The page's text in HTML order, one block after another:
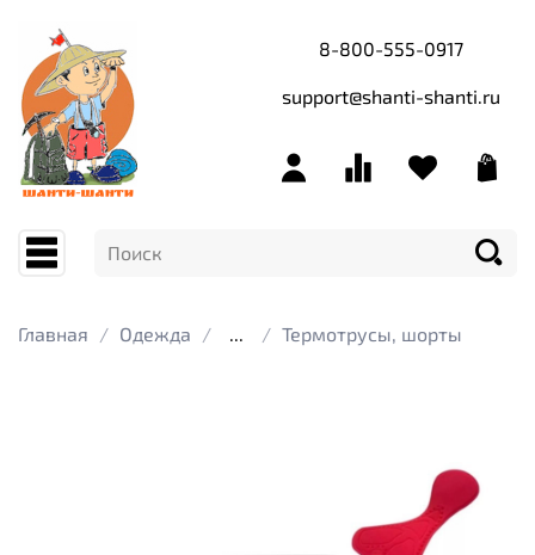
8-800-555-0917
support@shanti-shanti.ru
Главная Одежда Термотрусы, шорты